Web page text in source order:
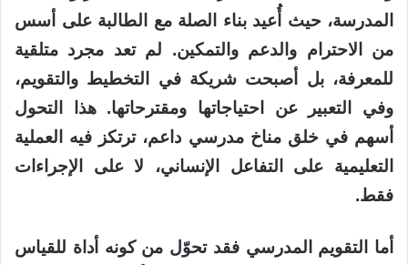
المدرسة، حيث أُعيد بناء الصلة مع الطالبة على أسس
من الاحترام والدعم والتمكين. لم تعد مجرد متلقية
للمعرفة، بل أصبحت شريكة في التخطيط والتقويم،
وفي التعبير عن احتياجاتها ومقترحاتها. هذا التحول
أسهم في خلق مناخ مدرسي داعم، ترتكز فيه العملية
التعليمية على التفاعل الإنساني، لا على الإجراءات
فقط.
أما التقويم المدرسي فقد تحوّل من كونه أداة للقياس